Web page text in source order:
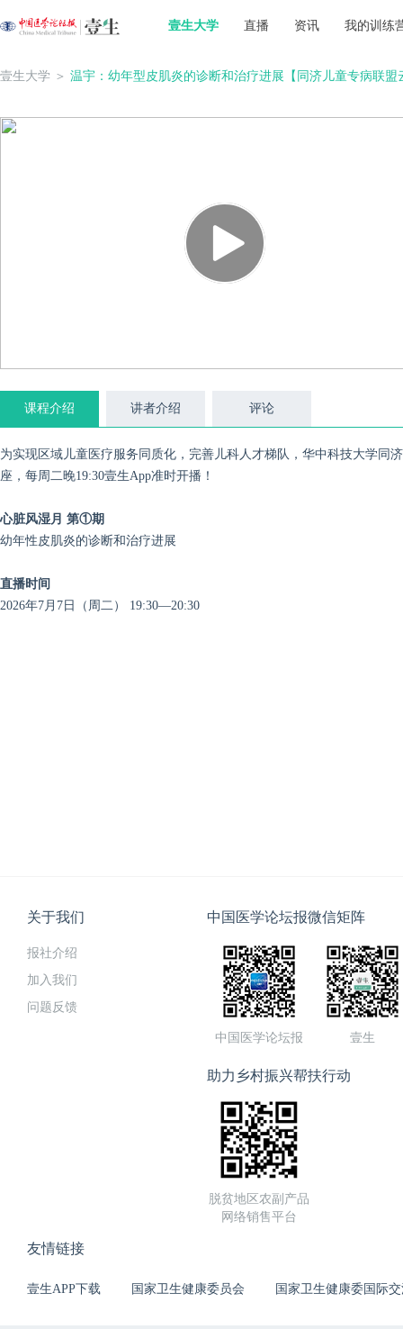
壹生大学 直播 资讯 我的训练
壹生大学 ＞ 温宇：幼年型皮肌炎的诊断和治疗进展【同济儿童专病联盟
课程介绍 讲者介绍 评论
为实现区域儿童医疗服务同质化，完善儿科人才梯队，华中科技大学同
座，每周二晚19:30壹生App准时开播！
心脏风湿月 第①期
幼年性皮肌炎的诊断和治疗进展
直播时间
2026年7月7日（周二） 19:30—20:30
关于我们
报社介绍
加入我们
问题反馈
中国医学论坛报微信矩阵
中国医学论坛报 壹生
助力乡村振兴帮扶行动
脱贫地区农副产品
网络销售平台
友情链接
壹生APP下载 国家卫生健康委员会 国家卫生健康委国际